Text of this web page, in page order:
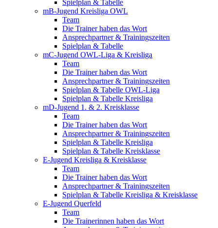
Spielplan & Tabelle
mB-Jugend Kreisliga OWL
Team
Die Trainer haben das Wort
Ansprechpartner & Trainingszeiten
Spielplan & Tabelle
mC-Jugend OWL-Liga & Kreisliga
Team
Die Trainer haben das Wort
Ansprechpartner & Trainingszeiten
Spielplan & Tabelle OWL-Liga
Spielplan & Tabelle Kreisliga
mD-Jugend 1. & 2. Kreisklasse
Team
Die Trainer haben das Wort
Ansprechpartner & Trainingszeiten
Spielplan & Tabelle Kreisliga
Spielplan & Tabelle Kreisklasse
E-Jugend Kreisliga & Kreisklasse
Team
Die Trainer haben das Wort
Ansprechpartner & Trainingszeiten
Spielplan & Tabelle Kreisliga & Kreisklasse
E-Jugend Querfeld
Team
Die Trainerinnen haben das Wort